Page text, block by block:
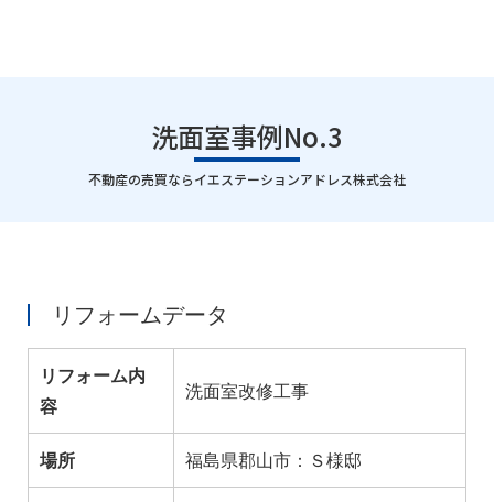
洗面室事例No.3
｜
不動産の売買ならイエステーションアドレス株式会社
リフォームデータ
リフォーム内
容
洗面室改修工事
場所 福島県郡山市：Ｓ様邸